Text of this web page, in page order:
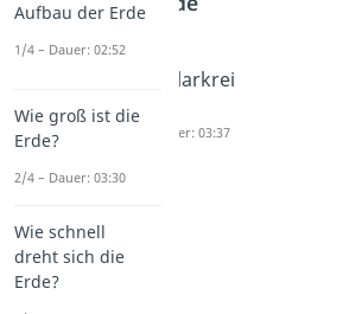
04:09
Polarkrei
Dauer: 03:37
Aufbau der Erde
1/4 – Dauer: 02:52
Wie groß ist die
Erde?
2/4 – Dauer: 03:30
Wie schnell
dreht sich die
Erde?